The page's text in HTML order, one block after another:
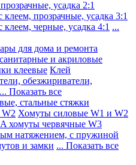
усадка 2:1
прозрачные, усадка 3:1
черные, усадка 4:1 ...
для дома и ремонта
и акриловые
клеевые Клей
обезжириватели,
... Показать все
стальные стяжки
Хомуты силовые W1 и W2
хомуты червячные W3
натяжением, с пружиной
и замки ... Показать все